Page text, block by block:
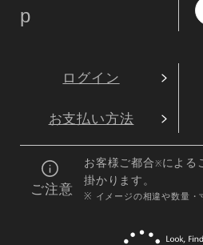
p
ログイン
お支払い方法
ご注意
お客様ご都合※による
掛かります。
※ イメージの相違や数量・